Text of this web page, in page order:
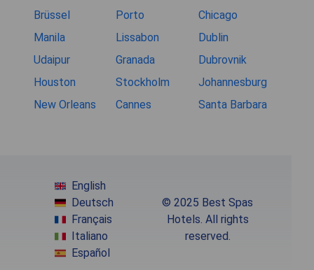
Brüssel
Porto
Chicago
Manila
Lissabon
Dublin
Udaipur
Granada
Dubrovnik
Houston
Stockholm
Johannesburg
New Orleans
Cannes Santa Barbara
English
Deutsch
Français
Italiano
Español
© 2025 Best Spas
Hotels. All rights
reserved.